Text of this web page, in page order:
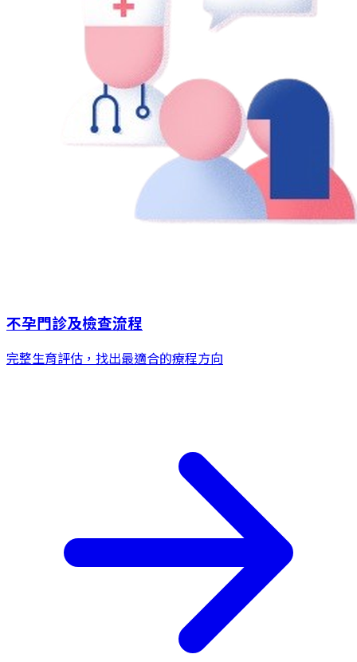
不孕門診及檢查流程
完整生育評估，找出最適合的療程方向